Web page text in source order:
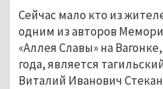
Сейчас мало кто из
одним из авторов
«Аллея Славы» на
года, является
Виталий Иванович